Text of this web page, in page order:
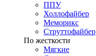
ППУ
Холлофайбер
Меморикс
Струттофайбер
По жесткости
Мягкие